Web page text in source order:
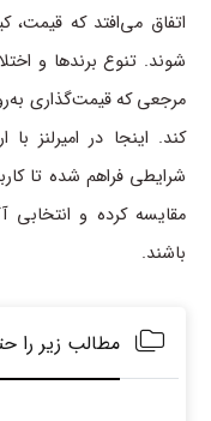
اتفاق می‌افتد که
شوند. تنوع برندها و
مرجعی که قیمت‌گذاری
کند. اینجا در امیرلنز
شرایطی فراهم شده تا
مقایسه کرده و
باشند.
مطالب زیر را